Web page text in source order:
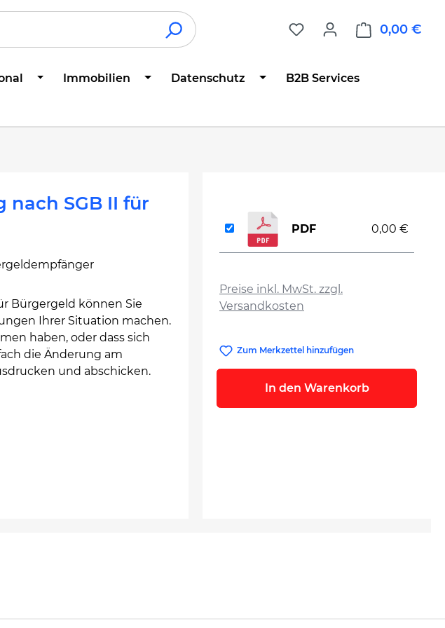
0,00 €
Immobilien Datenschutz B2B Services
SGB II für
Bürgergeld können Sie
Ihrer Situation machen.
haben, oder dass sich
die Änderung am
und abschicken.
Preise inkl. MwSt. zzgl.
Versandkosten
PDF 0,00 €
Zum Merkzettel hinzufügen
In den Warenkorb